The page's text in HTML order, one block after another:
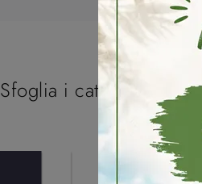
Sfoglia i cataloghi